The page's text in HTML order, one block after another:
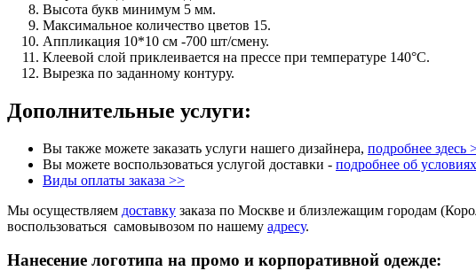
Высота букв минимум 5 мм.
Максимальное количество цветов 15.
Аппликация 10*10 см -700 шт/смену.
Клеевой слой приклеивается на прессе при температуре 140°Ϲ.
Вырезка по заданному контуру.
Дополнительные услуги:
Вы также можете заказать услуги нашего дизайнера, подробнее здесь
Вы можете воспользоваться услугой доставки - подробнее об
Виды оплаты заказа >>
Мы осуществляем доставку заказа по Москве и близлежащим городам
воспользоваться самовывозом по нашему адресу.
Нанесение логотипа на промо и корпоративной одежде: